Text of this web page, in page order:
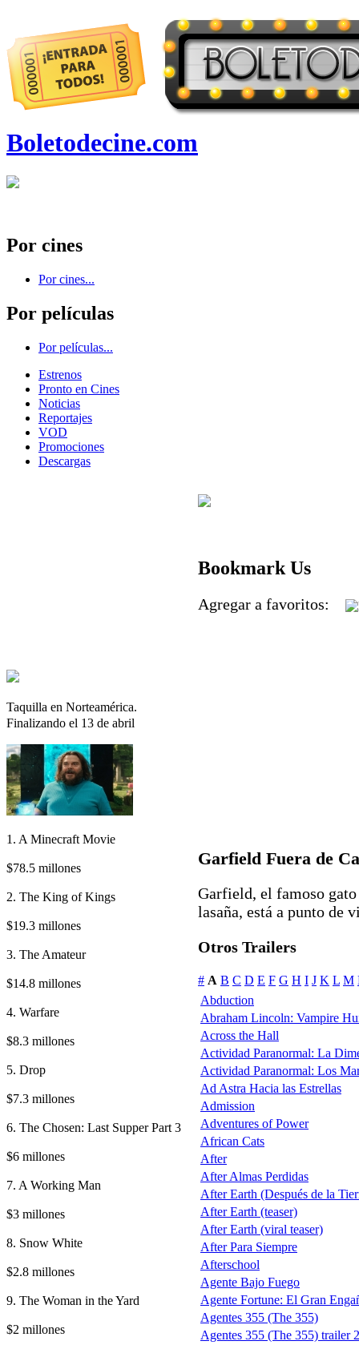
Boletodecine.com
Por cines
Por cines...
Por películas
Por películas...
Estrenos
Pronto en Cines
Noticias
Reportajes
VOD
Promociones
Descargas
Taquilla en Norteamérica.
Finalizando el 13 de abril
1. A Minecraft Movie
$78.5 millones
2. The King of Kings
$19.3 millones
3. The Amateur
$14.8 millones
4. Warfare
$8.3 millones
5. Drop
$7.3 millones
6. The Chosen: Last Supper Part 3
$6 millones
7. A Working Man
$3 millones
8. Snow White
$2.8 millones
9. The Woman in the Yard
$2 millones
Bookmark Us
Agregar a favoritos:
Garfield Fuera de
Garfield, el famoso
lasaña, está a punto de
Otros Trailers
# A B C D E F G H I J K L M
Abduction
Abraham Lincoln: Vampire
Across the Hall
Actividad Paranormal: La
Actividad Paranormal: Los
Ad Astra Hacia las Estrellas
Admission
Adventures of Power
African Cats
After
After Almas Perdidas
After Earth (Después de la
After Earth (teaser)
After Earth (viral teaser)
After Para Siempre
Afterschool
Agente Bajo Fuego
Agente Fortune: El Gran
Agentes 355 (The 355)
Agentes 355 (The 355) trailer 2